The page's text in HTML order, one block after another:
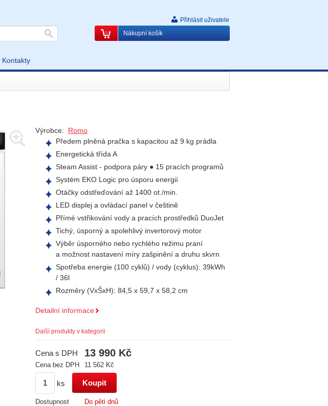
Kontakty
Přihlásit uživatele
Nákupní košík
Výrobce:
Romo
Předem plněná pračka s kapacitou až 9 kg prádla
Energetická třída A
Steam Assist - podpora páry ● 15 pracích programů
Systém EKO Logic pro úsporu energií
Otáčky odstřeďování až 1400 ot./min.
LED displej a ovládací panel v češtině
Přímé vstřikování vody a pracích prostředků DuoJet
Tichý, úsporný a spolehlivý invertorový motor
Výběr úsporného nebo rychlého režimu praní
a možnost nastavení míry zašpinění a druhu skvrn
Spotřeba energie (100 cyklů) / vody (cyklus): 39kWh
/ 36l
Rozměry (VxŠxH): 84,5 x 59,7 x 58,2 cm
Detailní informace
Další produkty v kategorii
Cena s DPH 13 990 Kč
Cena bez DPH 11 562 Kč
ks
Dostupnost
Do pěti dnů